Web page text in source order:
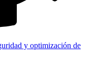
y optimización de